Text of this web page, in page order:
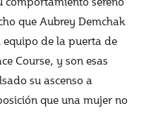
que Aubrey Demchak
equipo de la puerta de
Course, y son esas
su ascenso a
que una mujer no